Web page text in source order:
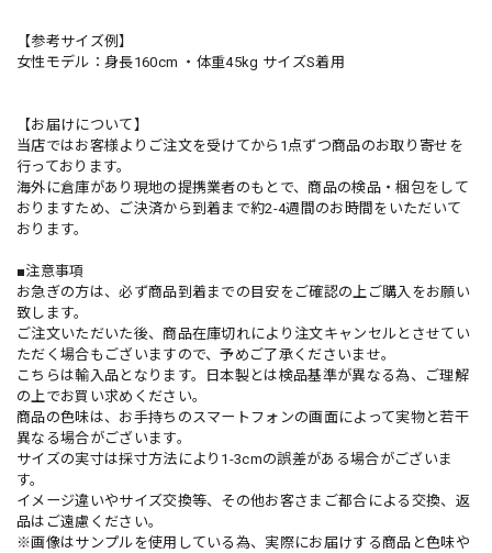
【参考サイズ例】
女性モデル：身長160cm ・体重45kg サイズS着用
【お届けについて】
当店ではお客様よりご注文を受けてから1点ずつ商品のお取り寄せを
行っております。
海外に倉庫があり現地の提携業者のもとで、商品の検品・梱包をして
おりますため、ご決済から到着まで約2-4週間のお時間をいただいて
おります。
■注意事項
お急ぎの方は、必ず商品到着までの目安をご確認の上ご購入をお願い
致します。
ご注文いただいた後、商品在庫切れにより注文キャンセルとさせてい
ただく場合もございますので、予めご了承くださいませ。
こちらは輸入品となります。日本製とは検品基準が異なる為、ご理解
の上でお買い求めください。
商品の色味は、お手持ちのスマートフォンの画面によって実物と若干
異なる場合がございます。
サイズの実寸は採寸方法により1-3cmの誤差がある場合がございま
す。
イメージ違いやサイズ交換等、その他お客さまご都合による交換、返
品はご遠慮ください。
※画像はサンプルを使用している為、実際にお届けする商品と色味や